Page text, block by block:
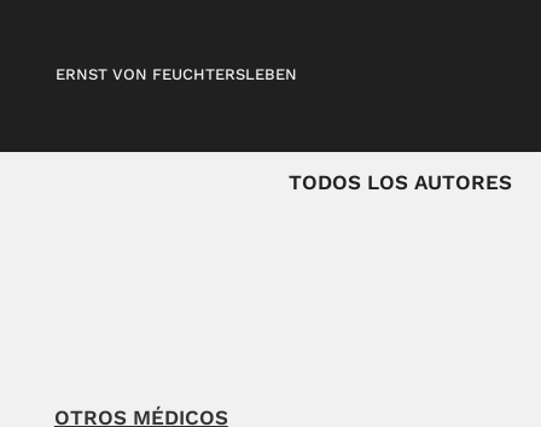
ERNST VON FEUCHTERSLEBEN
TODOS LOS AUTORES
OTROS MÉDICOS